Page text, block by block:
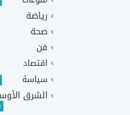
رياضة
صحة
فن
اقتصاد
سياسة
الشرق